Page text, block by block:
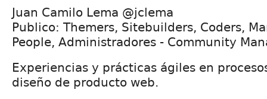
Juan Camilo Lema @jclema
Publico: Themers, Sitebuilders, Coders,
People, Administradores - Community
Experiencias y prácticas ágiles en
diseño de producto web.